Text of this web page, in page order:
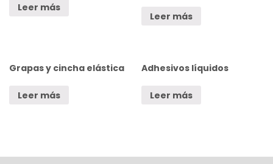
Leer más
Leer más
Grapas y cincha elástica
Leer más
Adhesivos líquidos
Leer más